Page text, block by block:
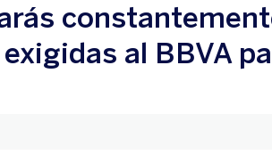
exigidas al BBVA